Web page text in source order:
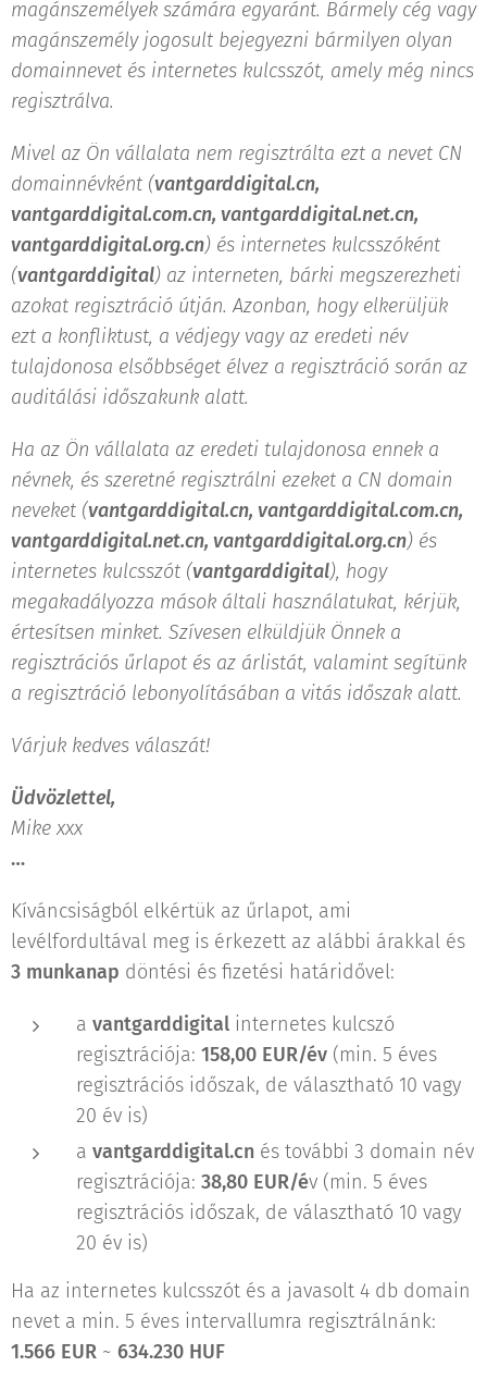
magánszemélyek számára egyaránt. Bármely cég vagy
magánszemély jogosult bejegyezni bármilyen olyan
domainnevet és internetes kulcsszót, amely még nincs
regisztrálva.
Mivel az Ön vállalata nem regisztrálta ezt a nevet CN
domainnévként (vantgarddigital.cn,
vantgarddigital.com.cn, vantgarddigital.net.cn,
vantgarddigital.org.cn) és internetes kulcsszóként
(vantgarddigital) az interneten, bárki megszerezheti
azokat regisztráció útján. Azonban, hogy elkerüljük
ezt a konfliktust, a védjegy vagy az eredeti név
tulajdonosa elsőbbséget élvez a regisztráció során az
auditálási időszakunk alatt.
Ha az Ön vállalata az eredeti tulajdonosa ennek a
névnek, és szeretné regisztrálni ezeket a CN domain
neveket (vantgarddigital.cn, vantgarddigital.com.cn,
vantgarddigital.net.cn, vantgarddigital.org.cn) és
internetes kulcsszót (vantgarddigital), hogy
megakadályozza mások általi használatukat, kérjük,
értesítsen minket. Szívesen elküldjük Önnek a
regisztrációs űrlapot és az árlistát, valamint segítünk
a regisztráció lebonyolításában a vitás időszak alatt.
Várjuk kedves válaszát!
Üdvözlettel,
Mike xxx
…
Kíváncsiságból elkértük az űrlapot, ami
levélfordultával meg is érkezett az alábbi árakkal és
3 munkanap döntési és fizetési határidővel:
a vantgarddigital internetes kulcszó
regisztrációja: 158,00 EUR/év (min. 5 éves
regisztrációs időszak, de választható 10 vagy
20 év is)
a vantgarddigital.cn és további 3 domain név
regisztrációja: 38,80 EUR/év (min. 5 éves
regisztrációs időszak, de választható 10 vagy
20 év is)
Ha az internetes kulcsszót és a javasolt 4 db domain
nevet a min. 5 éves intervallumra regisztrálnánk:
1.566 EUR ~ 634.230 HUF